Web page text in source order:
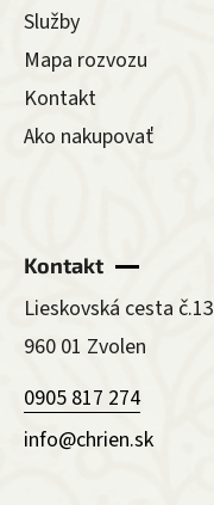
Služby
Mapa rozvozu
Kontakt
Ako nakupovať
Kontakt
Lieskovská cesta č.13
960 01 Zvolen
0905 817 274
info@chrien.sk